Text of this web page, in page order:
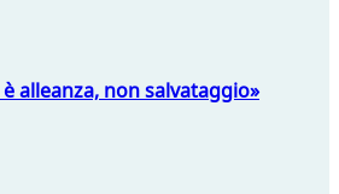
alleanza, non salvataggio»